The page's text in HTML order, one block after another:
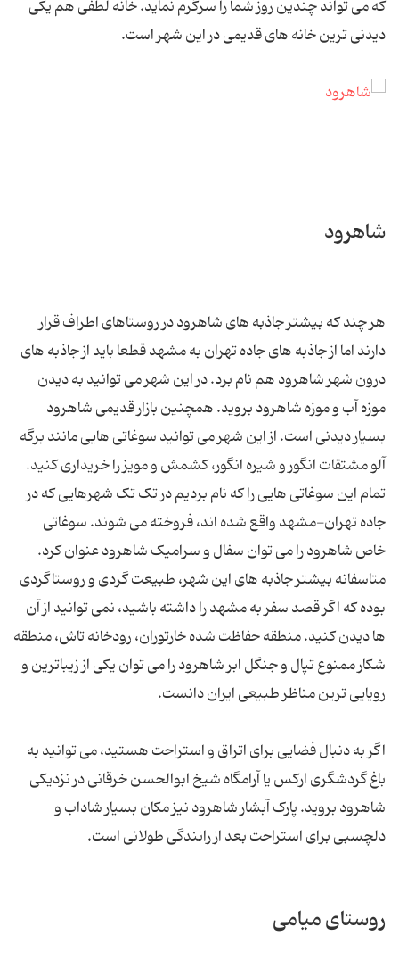
که می تواند چندین روز شما را سرگرم نماید. خانه لطفی هم یکی
دیدنی ترین خانه های قدیمی در این شهر است.
شاهرود
هر چند که بیشتر جاذبه های شاهرود در روستاهای اطراف قرار
دارند اما از جاذبه های جاده تهران به مشهد قطعا باید از جاذبه های
درون شهر شاهرود هم نام برد. در این شهر می توانید به دیدن
موزه آب و موزه شاهرود بروید. همچنین بازار قدیمی شاهرود
بسیار دیدنی است. از این شهر می توانید سوغاتی هایی مانند برگه
آلو مشتقات انگور و شیره انگور، کشمش و مویز را خریداری کنید.
تمام این سوغاتی هایی را که نام بردیم در تک تک شهرهایی که در
جاده تهران-مشهد واقع شده اند، فروخته می شوند. سوغاتی
خاص شاهرود را می توان سفال و سرامیک شاهرود عنوان کرد.
متاسفانه بیشتر جاذبه های این شهر، طبیعت گردی و روستاگردی
بوده که اگر قصد سفر به مشهد را داشته باشید، نمی توانید از آن
ها دیدن کنید. منطقه حفاظت شده خارتوران، رودخانه تاش، منطقه
شکار ممنوع تپال و جنگل ابر شاهرود را می توان یکی از زیباترین و
رویایی ترین مناظر طبیعی ایران دانست.
اگر به دنبال فضایی برای اتراق و استراحت هستید، می توانید به
باغ گردشگری ارکس یا آرامگاه شیخ ابوالحسن خرقانی در نزدیکی
شاهرود بروید. پارک آبشار شاهرود نیز مکان بسیار شاداب و
دلچسبی برای استراحت بعد از رانندگی طولانی است.
روستای میامی